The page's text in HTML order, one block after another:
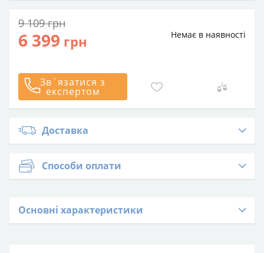
Основні характеристики
Немає в наявності
6 399 грн
9 109грн
Зв`язатися з
експертом
Доставка
Способи оплати